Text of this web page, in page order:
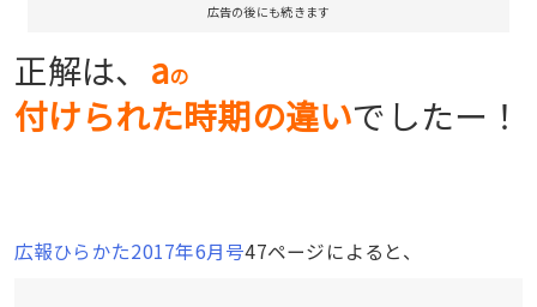
広告の後にも続きます
正解は、 aの
付けられた時期の違いでしたー！
広報ひらかた2017年6月号47ページによると、